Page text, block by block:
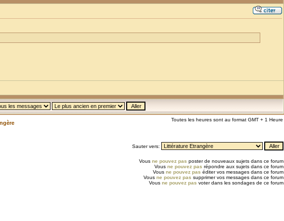
Toutes les heures sont au format GMT + 1 Heure
Sauter vers:
Vous ne pouvez pas poster de nouveaux sujets dans ce forum
Vous ne pouvez pas répondre aux sujets dans ce forum
Vous ne pouvez pas éditer vos messages dans ce forum
Vous ne pouvez pas supprimer vos messages dans ce forum
Vous ne pouvez pas voter dans les sondages de ce forum